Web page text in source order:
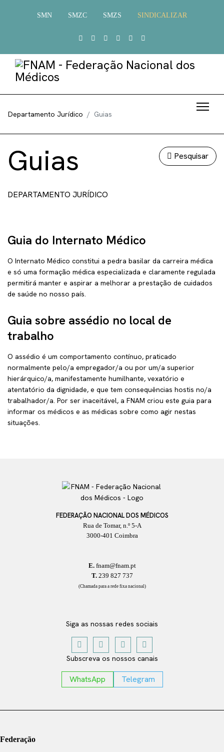
SMN SMZC SMZS SINDICALIZAR
Departamento Jurídico Guias
Guias
DEPARTAMENTO JURÍDICO
Pesquisar
Guia do Internato Médico
O Internato Médico constitui a pedra basilar da carreira médica
e só uma formação médica especializada e claramente regulada
permitirá manter e aspirar a melhorar a prestação de cuidados
de saúde no nosso país.
Guia sobre assédio no local de
trabalho
O assédio é um comportamento contínuo, praticado
normalmente pelo/a empregador/a ou por um/a superior
hierárquico/a, manifestamente humilhante, vexatório e
atentatório da dignidade, e que tem consequências hostis no/a
trabalhador/a. Por ser inaceitável, a FNAM criou este guia para
informar os médicos e as médicas sobre como agir nestas
situações.
FEDERAÇÃO NACIONAL DOS MÉDICOS
Rua de Tomar, n.º 5-A
3000-401 Coimbra
E. fnam@fnam.pt
T. 239 827 737
(Chamada para a rede fixa nacional)
Siga as nossas redes sociais
Subscreva os nossos canais
WhatsApp Telegram
Federação